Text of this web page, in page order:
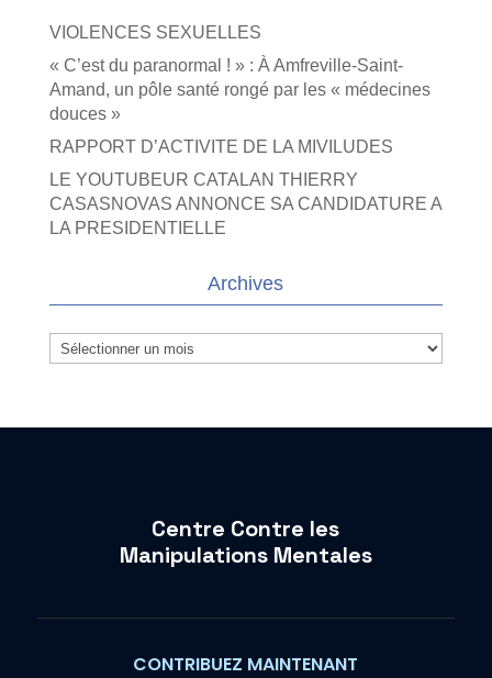
VIOLENCES SEXUELLES
« C’est du paranormal ! » : À Amfreville-Saint-
Amand, un pôle santé rongé par les « médecines
douces »
RAPPORT D’ACTIVITE DE LA MIVILUDES
LE YOUTUBEUR CATALAN THIERRY
CASASNOVAS ANNONCE SA CANDIDATURE A
LA PRESIDENTIELLE
Archives
Archives
Centre Contre les
Manipulations Mentales
CONTRIBUEZ MAINTENANT